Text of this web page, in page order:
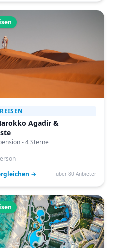
Agadir &
- 4 Sterne
→
über 80 Anbieter